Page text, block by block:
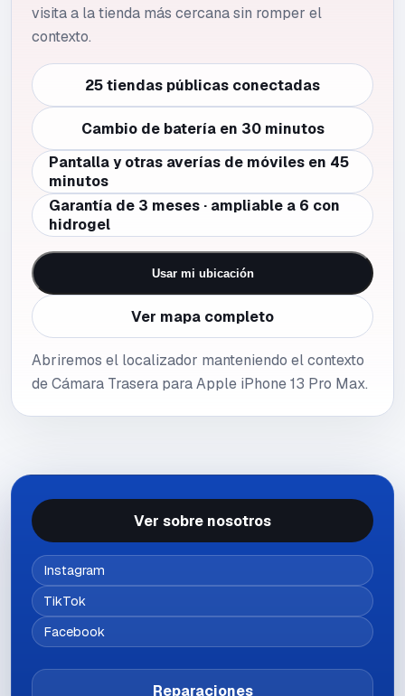
visita a la tienda más cercana sin romper el
contexto.
25 tiendas públicas conectadas
Cambio de batería en 30 minutos
Pantalla y otras averías de móviles en 45
minutos
Garantía de 3 meses · ampliable a 6 con
hidrogel
Usar mi ubicación
Ver mapa completo
Abriremos el localizador manteniendo el contexto
de Cámara Trasera para Apple iPhone 13 Pro Max.
Ver sobre nosotros
Instagram
TikTok
Facebook
Reparaciones